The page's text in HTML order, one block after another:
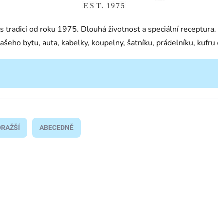
tradicí od roku 1975. Dlouhá životnost a speciální
bytu, auta, kabelky, koupelny, šatníku, prádelníku, kufru
ABECEDNĚ